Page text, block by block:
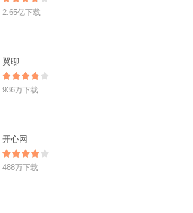
2.65亿下载
翼聊
936万下载
开心网
488万下载